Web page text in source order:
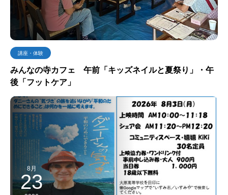
講座・体験
みんなの寺カフェ 午前「キッズネイルと夏祭り」・午
後「フットケア」
8月
23